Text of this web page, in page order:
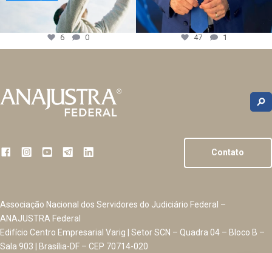
6 0 47 1
Contato
Associação Nacional dos Servidores do Judiciário Federal –
ANAJUSTRA Federal
Edifício Centro Empresarial Varig | Setor SCN – Quadra 04 – Bloco B –
Sala 903 | Brasília-DF – CEP 70714-020